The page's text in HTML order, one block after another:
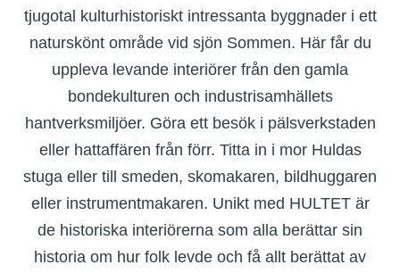
tjugotal kulturhistoriskt intressanta byggnader i ett
naturskönt område vid sjön Sommen. Här får du
uppleva levande interiörer från den gamla
bondekulturen och industrisamhällets
hantverksmiljöer. Göra ett besök i pälsverkstaden
eller hattaffären från förr. Titta in i mor Huldas
stuga eller till smeden, skomakaren, bildhuggaren
eller instrumentmakaren. Unikt med HULTET är
de historiska interiörerna som alla berättar sin
historia om hur folk levde och få allt berättat av